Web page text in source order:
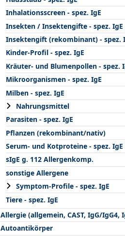
Inhalationsscreen - spez. IgE
Insekten / Insektengifte - spez. IgE
Insektengift (rekombinant) - spez.
Kinder-Profil - spez. IgE
Kräuter- und Blumenpollen - spez.
Mikroorganismen - spez. IgE
Milben - spez. IgE
Nahrungsmittel
Parasiten - spez. IgE
Pflanzen (rekombinant/nativ)
Serum- und Kotproteine - spez. IgE
sIgE g. 112 Allergenkomp.
sonstige Allergene
Symptom-Profile - spez. IgE
Tiere - spez. IgE
Allergie (allgemein, CAST, IgG/IgG4,
Autoantikörper